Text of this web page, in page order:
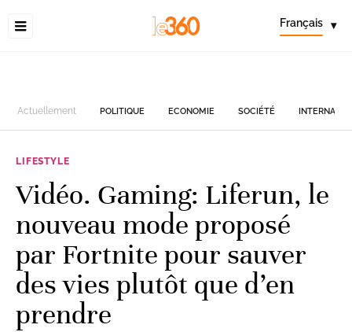
Français ▾
Actuellement POLITIQUE ECONOMIE SOCIÉTÉ
LIFESTYLE
Vidéo. Gaming: Liferun, le
nouveau mode proposé
par Fortnite pour sauver
des vies plutôt que d’en
prendre